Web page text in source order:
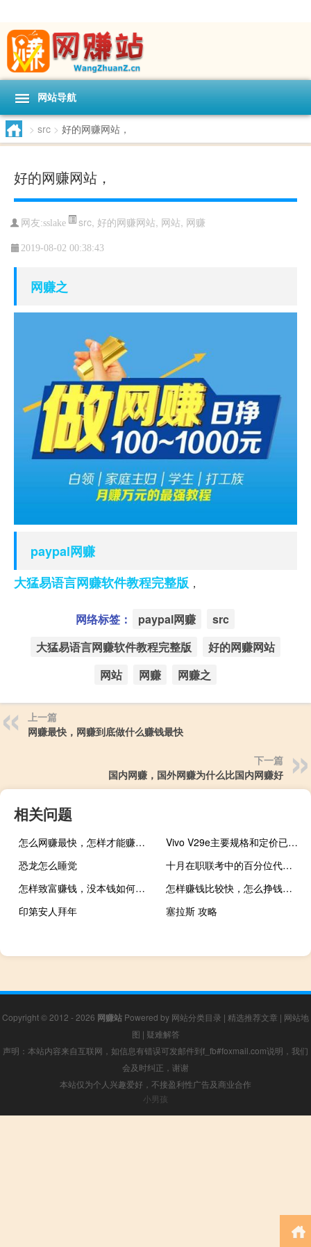
网站导航
> src > 好的网赚网站，
好的网赚网站，
网友:sslake src, 好的网赚网站, 网站, 网赚
2019-08-02 00:38:43
网赚之
paypal网赚
大猛易语言网赚软件教程完整版 ，
网络标签： paypal网赚
src
大猛易语言网赚软件教程完整版
好的网赚网站
网站
网赚 网赚之
上一篇
网赚最快，网赚到底做什么赚钱最快
下一篇
国内网赚，国外网赚为什么比国内网赚好
相关问题
怎么网赚最快，怎样才能赚钱最快
Vivo V29e主要规格和定价已公布Flipkart上市前已确认
恐龙怎么睡觉
十月在职联考中的百分位代表什么
怎样致富赚钱，没本钱如何赚钱？
怎样赚钱比较快，怎么挣钱最快
印第安人拜年
塞拉斯 攻略
Copyright © 2012 - 2026 网赚站 Powered by 网站分类目录 | 精选推荐文章 | 网站地
图 | 疑难解答
声明：本站内容来自互联网，如信息有错误可发邮件到f_fb#foxmail.com说明，我们
会及时纠正，谢谢
本站仅为个人兴趣爱好，不接盈利性广告及商业合作
小男孩